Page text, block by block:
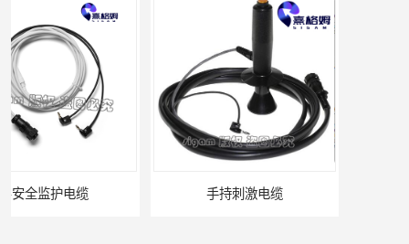
手持刺激电缆 平凹刺激电极片